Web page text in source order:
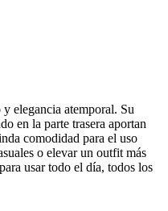
elegancia atemporal. Su
en la parte trasera aportan
comodidad para el uso
o elevar un outfit más
usar todo el día, todos los